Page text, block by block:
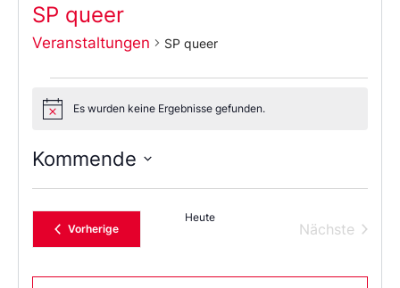
SP queer
Veranstaltungen SP queer
NoticeEs wurden keine Ergebnisse gefunden.
Kommende
Sie
das
Datum
aus.
VorherigeVeranstaltungen
Heute
Nächste